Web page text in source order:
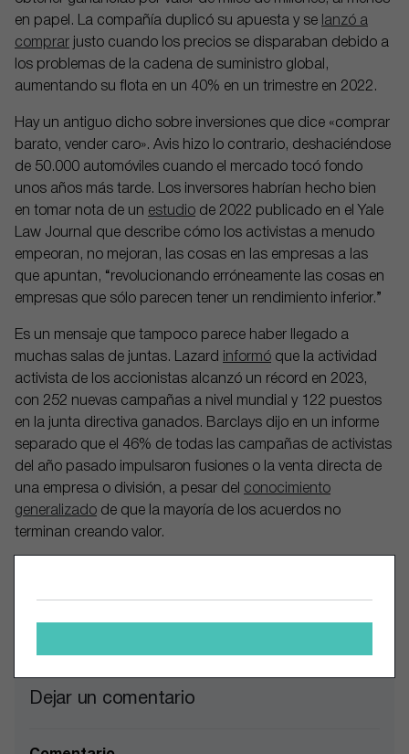
en papel. La compañía duplicó su apuesta y se lanzó a
comprar justo cuando los precios se disparaban debido a
los problemas de la cadena de suministro global,
aumentando su flota en un 40% en un trimestre en 2022.
Hay un antiguo dicho sobre inversiones que dice «comprar
barato, vender caro». Avis hizo lo contrario, deshaciéndose
de 50.000 automóviles cuando el mercado tocó fondo
unos años más tarde. Los inversores habrían hecho bien
en tomar nota de un estudio de 2022 publicado en el Yale
Law Journal que describe cómo los activistas a menudo
empeoran, no mejoran, las cosas en las empresas a las
que apuntan, “revolucionando erróneamente las cosas en
empresas que sólo parecen tener un rendimiento inferior.”
Es un mensaje que tampoco parece haber llegado a
muchas salas de juntas. Lazard
informó que la actividad
activista de los accionistas alcanzó un récord en 2023,
con 252 nuevas campañas a nivel mundial y 122 puestos
en la junta directiva ganados. Barclays dijo en un informe
separado que el 46% de todas las campañas de activistas
del año pasado impulsaron fusiones o la venta directa de
una empresa o división, a pesar del conocimiento
generalizado de que la mayoría de los acuerdos no
terminan creando valor.
Comentarios
Dejar un comentario